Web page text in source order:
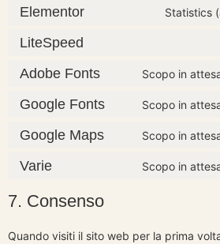
Elementor Statistics
LiteSpeed
Adobe Fonts Scopo in
Google Fonts Scopo in
Google Maps Scopo in
Varie Scopo in
7. Consenso
Quando visiti il sito web per la prima